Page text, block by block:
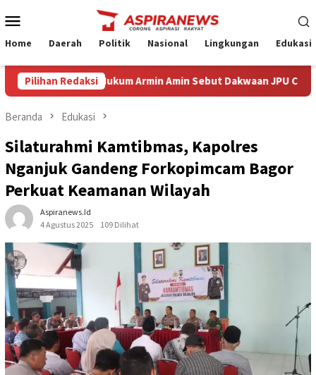
ke
Mobile
Home Daerah Politik Nasional Lingkungan Edukasi
Pilihan Redaksi
Kuasa Hukum Armin Amin Sebut Dakwaan JPU Cacat
Beranda Edukasi
Silaturahmi Kamtibmas, Kapolres
Nganjuk Gandeng Forkopimcam Bagor
Perkuat Keamanan Wilayah
Aspiranews.id
4 Agustus 2025
109 Dilihat